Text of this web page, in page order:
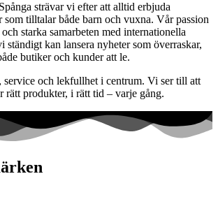
strävar vi efter att alltid erbjuda
tilltalar både barn och vuxna. Vår passion
starka samarbeten med internationella
ständigt kan lansera nyheter som överraskar,
butiker och kunder att le.
, service och lekfullhet i centrum. Vi ser till att
rätt produkter, i rätt tid – varje gång.